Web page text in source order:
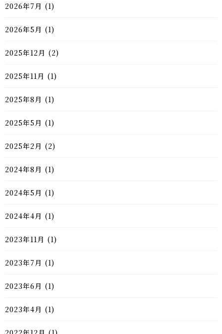
2026年7月 (1)
2026年5月 (1)
2025年12月 (2)
2025年11月 (1)
2025年8月 (1)
2025年5月 (1)
2025年2月 (2)
2024年8月 (1)
2024年5月 (1)
2024年4月 (1)
2023年11月 (1)
2023年7月 (1)
2023年6月 (1)
2023年4月 (1)